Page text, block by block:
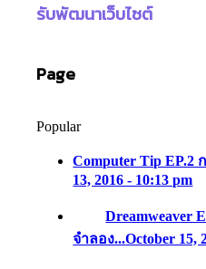
รับพัฒนาเว็บไซต์
Page
Popular
Computer Tip EP.2
13, 2016 - 10:13 pm
Dreamweaver
จำลอง...October 15,